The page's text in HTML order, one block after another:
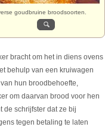
goudbruine broodsoorten.
bracht om het in diens ovens
behulp van een kruiwagen
hun broodbehoefte,
om daarvan brood voor hen
de schrijfster dat ze bij
tegen betaling te laten